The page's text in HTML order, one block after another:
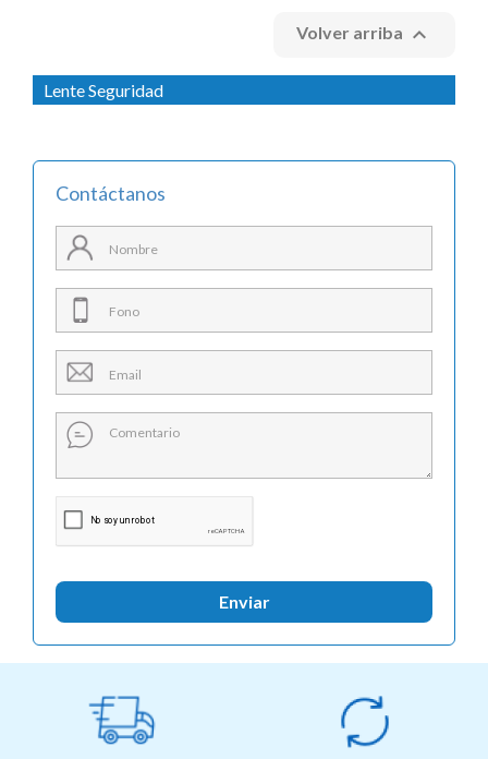
Lente Seguridad
Contáctanos
Enviar
Volver arriba 